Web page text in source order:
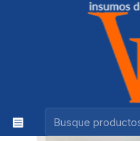
ADHESION Y
AMALGAMA CAPSULA 1